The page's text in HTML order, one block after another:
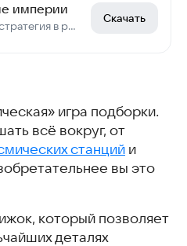
империи
Эпическая 4x-стратегия в реальном времени. Построй свою империю и побеждай!
Скачать
игра подборки.
всё вокруг, от
станций и
вы это
который позволяет
деталях